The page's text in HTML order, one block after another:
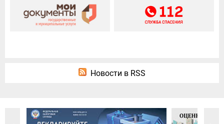
Новости в RSS